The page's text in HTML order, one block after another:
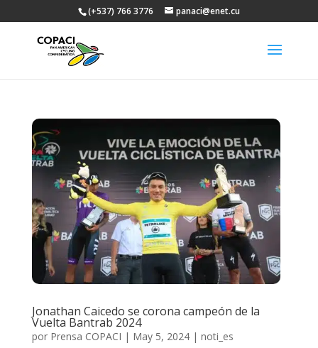
(+537) 766 3776 panaci@enet.cu
Jonathan Caicedo se corona campeón de la
Vuelta Bantrab 2024
por Prensa COPACI | May 5, 2024| noti_es